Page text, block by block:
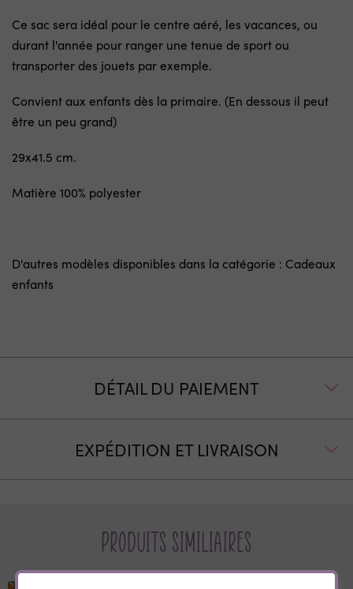
Ce sac sera idéal pour le centre aéré, les vacances, ou
durant l'année pour ranger une tenue de sport ou
transporter des jouets par exemple.
Convient aux enfants dès la primaire. (En dessous il peut
être un peu grand)
29x41.5 cm.
Matière 100% polyester
D'autres modèles disponibles dans la catégorie : Cadeaux
enfants
DÉTAIL DU PAIEMENT
EXPÉDITION ET LIVRAISON
Produits similiaires